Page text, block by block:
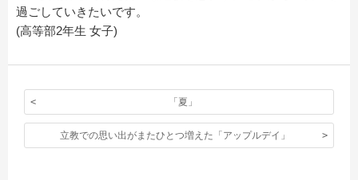
過ごしていきたいです。
(高等部2年生 女子)
「夏」
立教での思い出がまたひとつ増えた「アップルデイ」